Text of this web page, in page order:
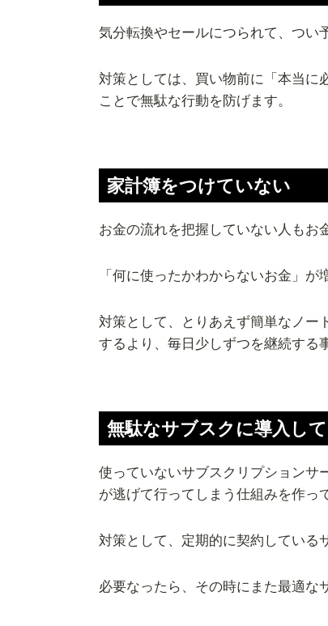
気分転換やセールにつられて、つい
対策としては、買い物前に「本当に
ことで無駄な行動を防げます。
家計簿をつけていない
お金の流れを把握していない人もお
「何に使ったかわからないお金」
対策として、とりあえず簡単なノー
するより、毎日少しずつを継続する
無駄なサブスクに導入し
使っていないサブスクリプションサ
が逃げて行ってしまう仕組みを作っ
対策として、定期的に契約している
必要なったら、その時にまた最適な